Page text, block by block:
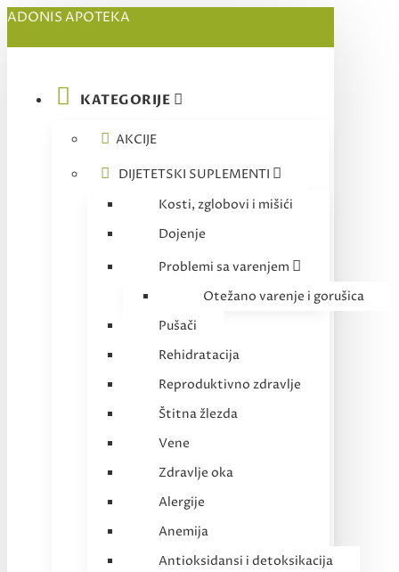
ADONIS APOTEKA
KATEGORIJE
AKCIJE
DIJETETSKI SUPLEMENTI
Kosti, zglobovi i mišići
Dojenje
Problemi sa varenjem
Otežano varenje i gorušica
Pušači
Rehidratacija
Reproduktivno zdravlje
Štitna žlezda
Vene
Zdravlje oka
Alergije
Anemija
Antioksidansi i detoksikacija